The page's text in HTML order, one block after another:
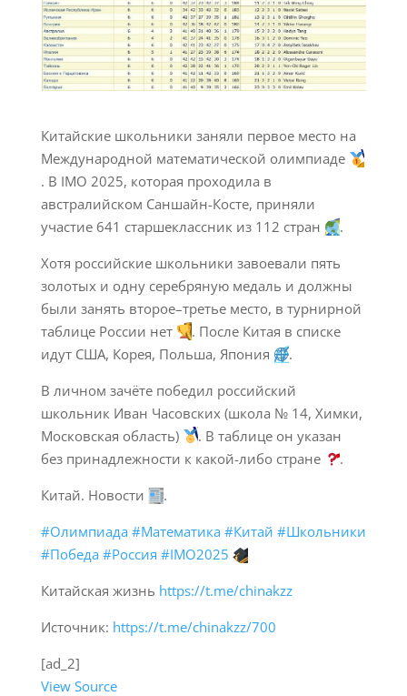
Китайские школьники заняли первое место на
Международной математической олимпиаде
. В IMO 2025, которая проходила в
австралийском Саншайн-Косте, приняли
участие 641 старшеклассник из 112 стран
.
Хотя российские школьники завоевали пять
золотых и одну серебряную медаль и должны
были занять второе–третье место, в турнирной
таблице России нет
. После Китая в списке
идут США, Корея, Польша, Япония
.
В личном зачёте победил российский
школьник Иван Часовских (школа № 14, Химки,
Московская область)
. В таблице он указан
без принадлежности к какой-либо стране
.
Китай. Новости
.
#Олимпиада #Математика #Китай #Школьники
#Победа #Россия #IMO2025
Китайская жизнь https://t.me/chinakzz
Источник: https://t.me/chinakzz/700
[ad_2]
View Source